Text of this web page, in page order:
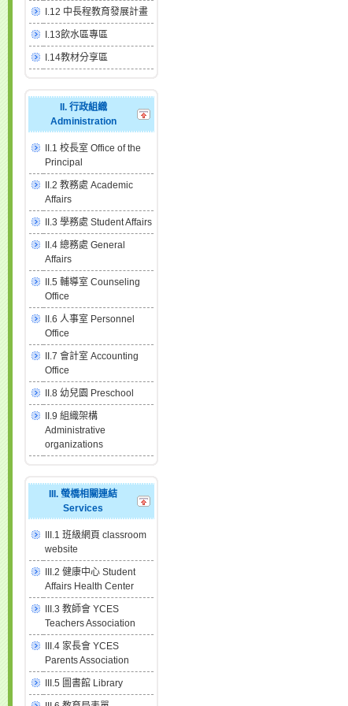
I.12 中長程教育發展計畫
I.13飲水區專區
I.14教材分享區
II. 行政組織
Administration
II.1 校長室 Office of the
Principal
II.2 教務處 Academic
Affairs
II.3 學務處 Student Affairs
II.4 總務處 General
Affairs
II.5 輔導室 Counseling
Office
II.6 人事室 Personnel
Office
II.7 會計室 Accounting
Office
II.8 幼兒園 Preschool
II.9 組織架構
Administrative
organizations
III. 螢橋相關連結
Services
III.1 班級網頁 classroom
website
III.2 健康中心 Student
Affairs Health Center
III.3 教師會 YCES
Teachers Association
III.4 家長會 YCES
Parents Association
III.5 圖書館 Library